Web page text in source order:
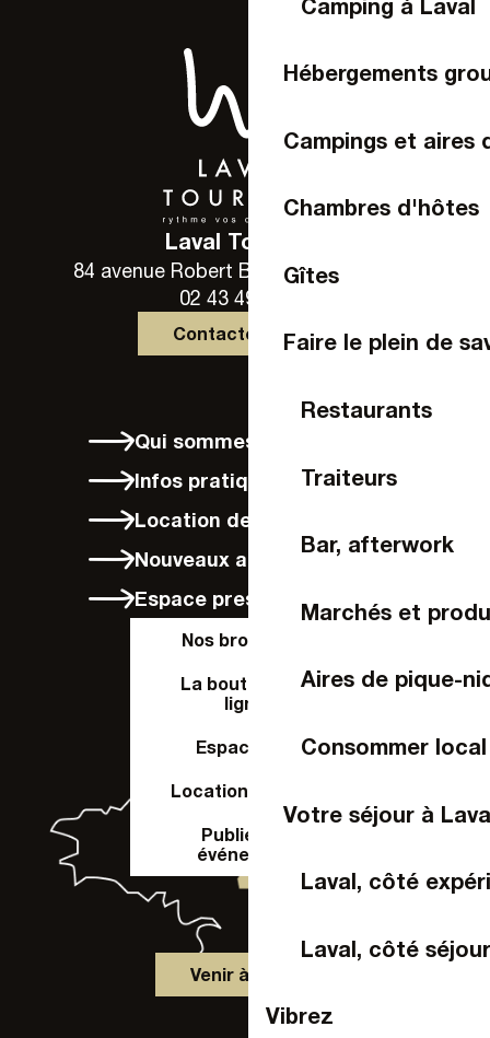
Hébergements
Campings et aires
Chambres d'hôtes
Gîtes
Faire le plein de
Restaurants
Traiteurs
Bar, afterwork
Marchés et
Aires de pique-
Consommer local
Votre séjour à
Laval, côté
Laval, côté
Vibrez
Laval Tourisme
84 avenue Robert Buron - 53000 Laval
02 43 49 46 46
Contactez-nous
Qui sommes-nous ?
Infos pratiques
Location de vélos à Laval
Nouveaux arrivants
Espace presse
Nos brochures
La boutique en
ligne
Espace Pro
Location de salle
Publier un
événement
Venir à Laval